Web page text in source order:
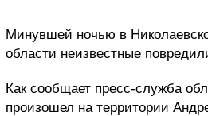
Минувшей ночью в
области неизвестные
Как сообщает пресс-служба
произошел на территории